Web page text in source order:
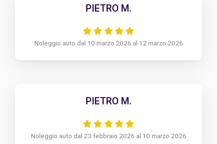
PIETRO M.
Noleggio auto dal 10 marzo 2026 al 12 marzo 2026
PIETRO M.
Noleggio auto dal 23 febbraio 2026 al 10 marzo 2026